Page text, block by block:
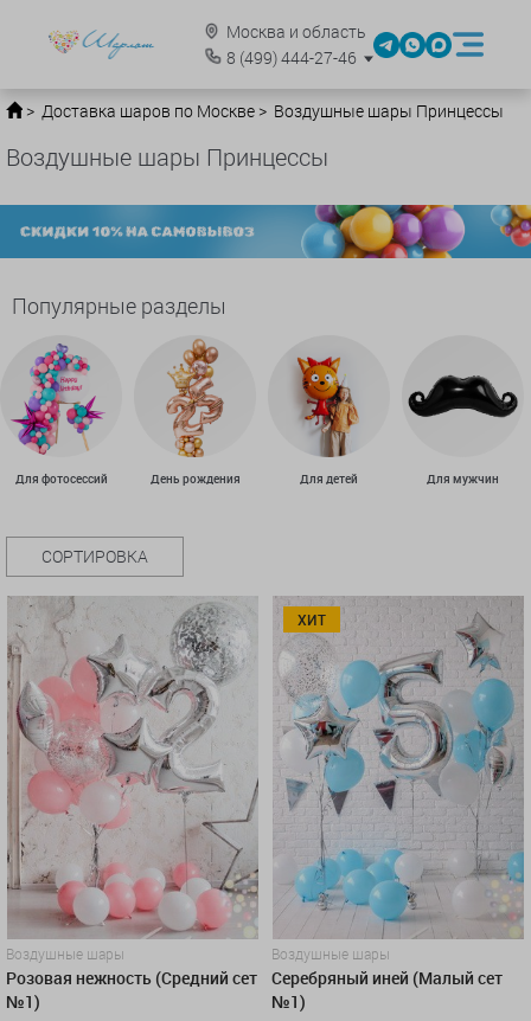
Москва и область
8 (499)444-27-46
Доставка шаров по Москве Воздушные шары Принцессы
Воздушные шары Принцессы
Популярные разделы
Для фотосессий День рождения Для детей Для мужчин
СОРТИРОВКА
Воздушные шары
Розовая нежность (Средний сет
№1)
ХИТ
Воздушные шары
Серебряный иней (Малый сет
№1)